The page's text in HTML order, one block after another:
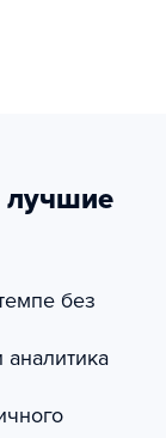
лучшие
без